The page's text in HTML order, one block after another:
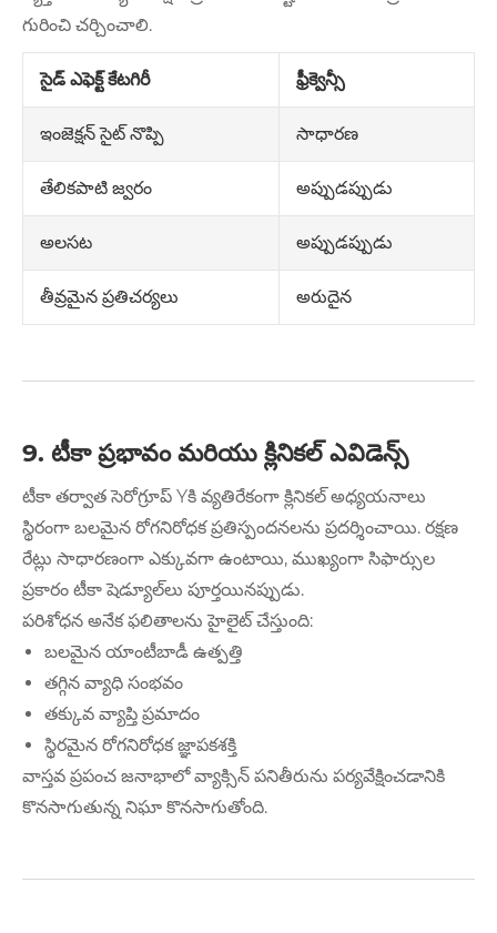
గురించి చర్చించాలి.
సైడ్ ఎఫెక్ట్ కేటగిరీ ఫ్రీక్వెన్సీ
ఇంజెక్షన్ సైట్ నొప్పి సాధారణ
తేలికపాటి జ్వరం అప్పుడప్పుడు
అలసట అప్పుడప్పుడు
తీవ్రమైన ప్రతిచర్యలు అరుదైన
9. టీకా ప్రభావం మరియు క్లినికల్ ఎవిడెన్స్
టీకా తర్వాత సెరోగ్రూప్ Yకి వ్యతిరేకంగా క్లినికల్ అధ్యయనాలు
స్థిరంగా బలమైన రోగనిరోధక ప్రతిస్పందనలను ప్రదర్శించాయి. రక్షణ
రేట్లు సాధారణంగా ఎక్కువగా ఉంటాయి, ముఖ్యంగా సిఫార్సుల
ప్రకారం టీకా షెడ్యూల్‌లు పూర్తయినప్పుడు.
పరిశోధన అనేక ఫలితాలను హైలైట్ చేస్తుంది:
బలమైన యాంటీబాడీ ఉత్పత్తి
తగ్గిన వ్యాధి సంభవం
తక్కువ వ్యాప్తి ప్రమాదం
స్థిరమైన రోగనిరోధక జ్ఞాపకశక్తి
వాస్తవ ప్రపంచ జనాభాలో వ్యాక్సిన్ పనితీరును పర్యవేక్షించడానికి
కొనసాగుతున్న నిఘా కొనసాగుతోంది.